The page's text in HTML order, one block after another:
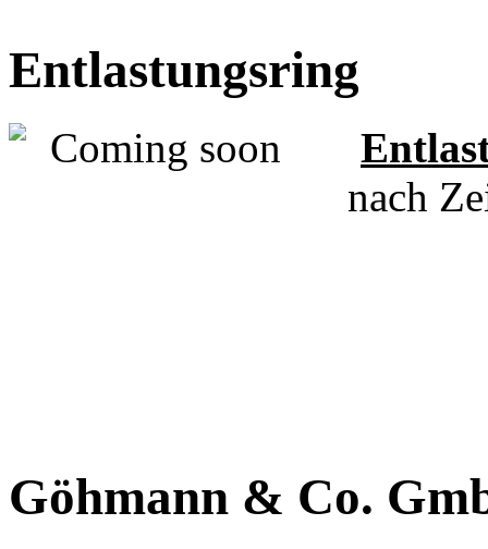
Entlastungsring
nach
Göhmann & Co.